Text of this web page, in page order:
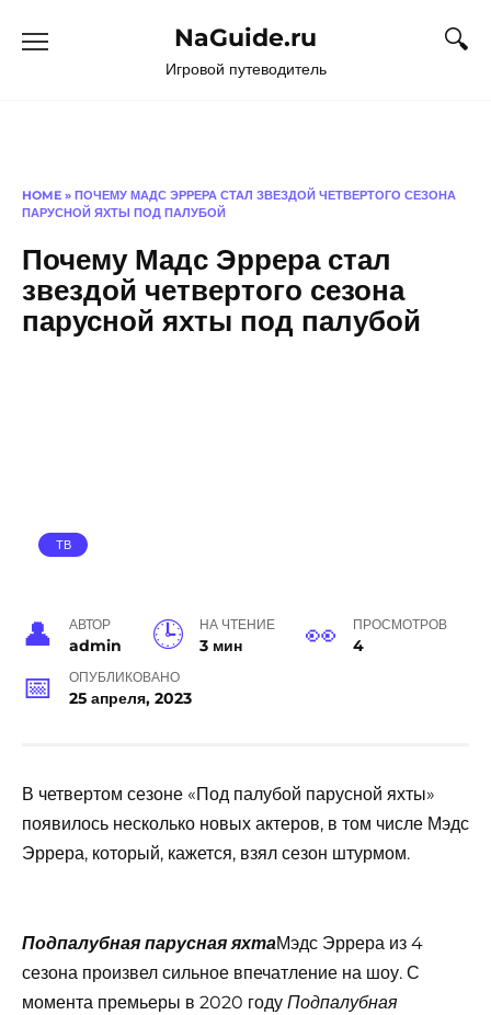
NaGuide.ru
Игровой путеводитель
HOME » ПОЧЕМУ МАДС ЭРРЕРА СТАЛ ЗВЕЗДОЙ ЧЕТВЕРТОГО СЕЗОНА
ПАРУСНОЙ ЯХТЫ ПОД ПАЛУБОЙ
Почему Мадс Эррера стал
звездой четвертого сезона
парусной яхты под палубой
ТВ
АВТОР
admin
НА ЧТЕНИЕ
3 мин
ПРОСМОТРОВ
4
ОПУБЛИКОВАНО
25 апреля, 2023
В четвертом сезоне «Под палубой парусной яхты»
появилось несколько новых актеров, в том числе Мэдс
Эррера, который, кажется, взял сезон штурмом.
Подпалубная парусная яхтаМэдс Эррера из 4
сезона произвел сильное впечатление на шоу. С
момента премьеры в 2020 году Подпалубная